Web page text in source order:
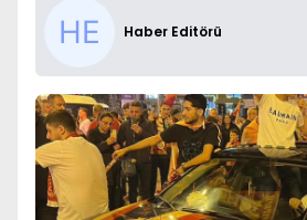
Haber Editörü